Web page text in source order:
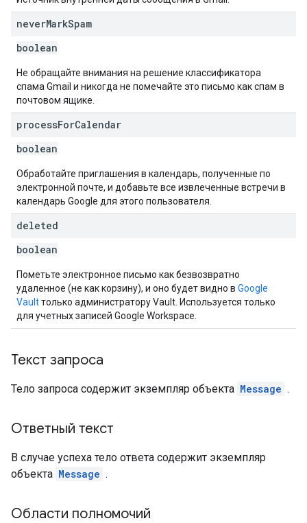
neverMarkSpam
boolean
Не обращайте внимания на решение классификатора
спама Gmail и никогда не помечайте это письмо как спам в
почтовом ящике.
processForCalendar
boolean
Обработайте приглашения в календарь, полученные по
электронной почте, и добавьте все извлеченные встречи в
календарь Google для этого пользователя.
deleted
boolean
Пометьте электронное письмо как безвозвратно
удаленное (не как корзину), и оно будет видно в Google
Vaultтолько администратору Vault. Используется только
для учетных записей Google Workspace.
Текст запроса
Тело запроса содержит экземпляр объекта Message .
Ответный текст
В случае успеха тело ответа содержит экземпляр
объекта Message .
Области полномочий